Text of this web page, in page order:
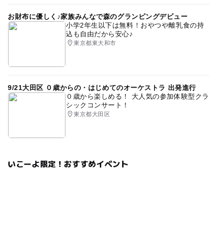
お財布に優しく♪家族みんなで森のグランピングデビュー
小学2年生以下は無料！おやつや離乳食の持
込も自由だから安心♪
東京都東大和市
9/21大田区 ０歳からの・はじめてのオーケストラ 出発進行
０歳から楽しめる！ 大人気の参加体験型クラ
シックコンサート！
東京都大田区
いこーよ限定！おすすめイベント